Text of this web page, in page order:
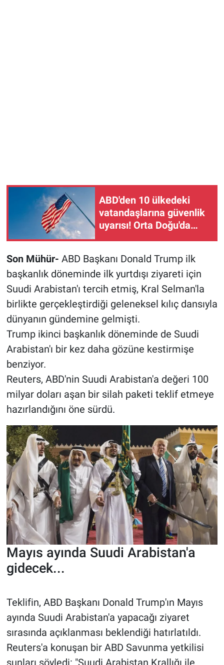
ABD'den 10 ülkedeki
vatandaşlarına güvenlik
uyarısı! Orta Doğu'da
Son Mühür- ABD Başkanı Donald Trump ilk
başkanlık döneminde ilk yurtdışı ziyareti için
Suudi Arabistan'ı tercih etmiş, Kral Selman'la
birlikte gerçekleştirdiği geleneksel kılıç dansıyla
dünyanın gündemine gelmişti.
Trump ikinci başkanlık döneminde de Suudi
Arabistan'ı bir kez daha gözüne kestirmişe
benziyor.
Reuters, ABD'nin Suudi Arabistan'a değeri 100
milyar doları aşan bir silah paketi teklif etmeye
hazırlandığını öne sürdü.
Mayıs ayında Suudi Arabistan'a
gidecek...
Teklifin, ABD Başkanı Donald Trump'ın Mayıs
ayında Suudi Arabistan'a yapacağı ziyaret
sırasında açıklanması beklendiği hatırlatıldı.
Reuters'a konuşan bir ABD Savunma yetkilisi
şunları söyledi: "Suudi Arabistan Krallığı ile